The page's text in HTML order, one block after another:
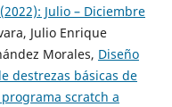
Julio – Diciembre
Julio Enrique
Morales, Diseño
destrezas básicas de
scratch a